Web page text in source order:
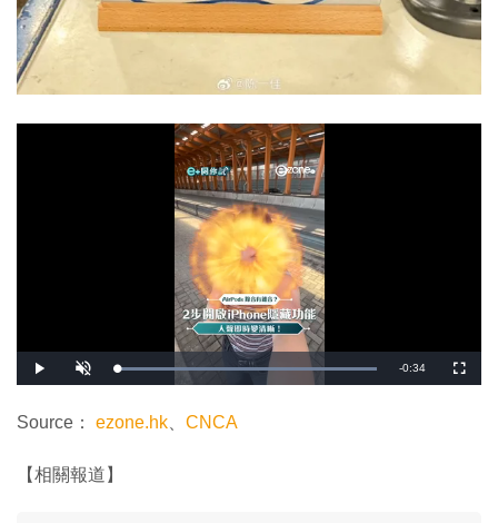
播
放
開
啟
載
入
剩
-0:34
全
螢
Source： ezone.hk、 CNCA
【相關報道】